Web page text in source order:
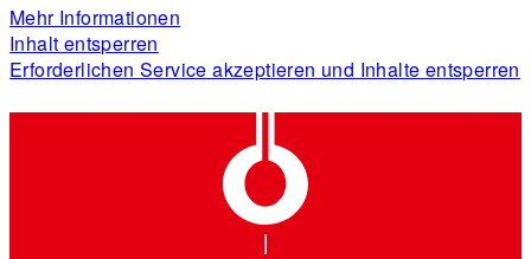
Mehr Informationen
Inhalt entsperren
Erforderlichen Service akzeptieren und Inhalte entsperren